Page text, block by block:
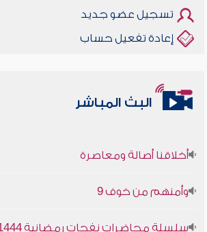
تسجيل عضو جديد
إعادة تفعيل حساب
البث المباشر
أخلاقنا أصالة ومعاصرة
وأمنهم من خوف 9